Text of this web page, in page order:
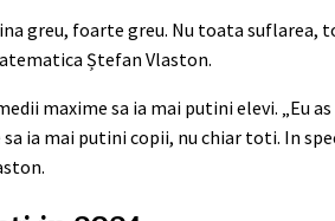
greu, foarte greu. Nu toata suflarea,
Ștefan Vlaston.
maxime sa ia mai putini elevi. „Eu
ia mai putini copii, nu chiar toti. In